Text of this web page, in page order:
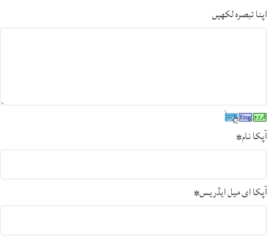
اپنا تبصرہ لکھیں
آپکا نام*
آپکا ای میل ایڈریس*